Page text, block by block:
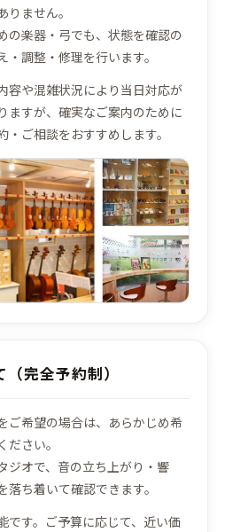
りません。
の楽器・弓でも、状態を確認の
・調整・修理を行います。
容や混雑状況により当日対応が
ますが、確実なご案内のために
・ご相談をおすすめします。
完全予約制）
ご希望の場合は、あらかじめ希
ださい。
ジオで、音の立ち上がり・響
落ち着いて確認できます。
です。ご予算に応じて、近い価